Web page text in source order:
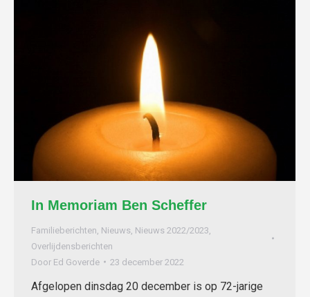
In Memoriam Ben Scheffer
Familieberichten Nieuws Nieuws 2022/2023
Overlijdensberichten
Door Ed Goverde 23 december 2022
Afgelopen dinsdag 20 december is op 72-jarige